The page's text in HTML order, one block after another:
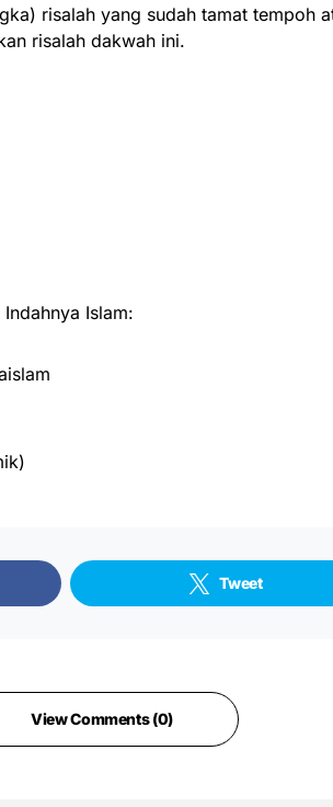
risalah yang sudah tamat tempoh
risalah dakwah ini.
Islam:
Tweet
View Comments (0)